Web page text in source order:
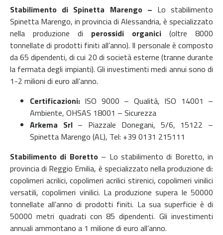
Stabilimento di Spinetta Marengo – Lo stabilimento
Spinetta Marengo, in provincia di Alessandria, è specializzato
nella produzione di perossidi organici (oltre 8000
tonnellate di prodotti finiti all’anno). Il personale è composto
da 65 dipendenti, di cui 20 di società esterne (tranne durante
la fermata degli impianti). Gli investimenti medi annui sono di
1-2 milioni di euro all’anno.
Certificazioni: ISO 9000 – Qualità, ISO 14001 –
Ambiente, OHSAS 18001 – Sicurezza
Arkema Srl– Piazzale Donegani, 5/6, 15122 –
Spinetta Marengo (AL), Tel: +39 0131 215111
Stabilimento di Boretto– Lo stabilimento di Boretto, in
provincia di Reggio Emilia, è specializzato nella produzione di:
copolimeri acrilici, copolimeri acrilici stirenici, copolimeri vinilici
versatili, copolimeri vinilici. La produzione supera le 50000
tonnellate all’anno di prodotti finiti. La sua superficie è di
50000 metri quadrati con 85 dipendenti. Gli investimenti
annuali ammontano a 1 milione di euro all’anno.